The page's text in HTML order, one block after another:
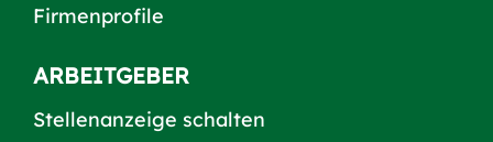
Firmenprofile
ARBEITGEBER
Stellenanzeige schalten